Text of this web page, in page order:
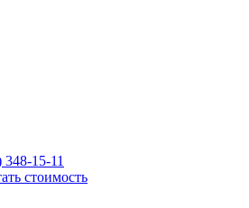
348-15-11
стоимость